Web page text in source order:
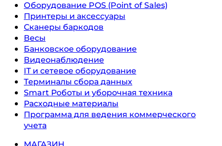
Оборудование POS (Point of Sales)
Принтеры и аксессуары
Сканеры баркодов
Весы
Банковское оборудование
Видеонаблюдение
IT и сетевое оборудование
Терминалы сбора данных
Smart Роботы и уборочная техника
Расходные материалы
Программа для ведения коммерческого
учета